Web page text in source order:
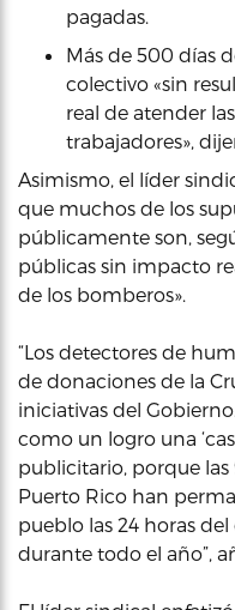
pagadas.
Más de 500 días
colectivo «sin
real de atender
trabajadores»,
Asimismo, el líder
que muchos de los
públicamente son,
públicas sin impacto
de los bomberos».
“Los detectores de
de donaciones de la
iniciativas del
como un logro una
publicitario, porque
Puerto Rico han
pueblo las 24 horas del
durante todo el año”,